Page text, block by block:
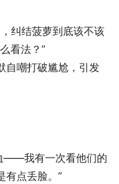
纠结菠萝到底该不该
看法？”
自嘲打破尴尬，引发
——我有一次看他们的
有点丢脸。”